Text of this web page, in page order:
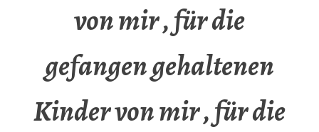
von mir , für die
gefangen gehaltenen
Kinder von mir , für die